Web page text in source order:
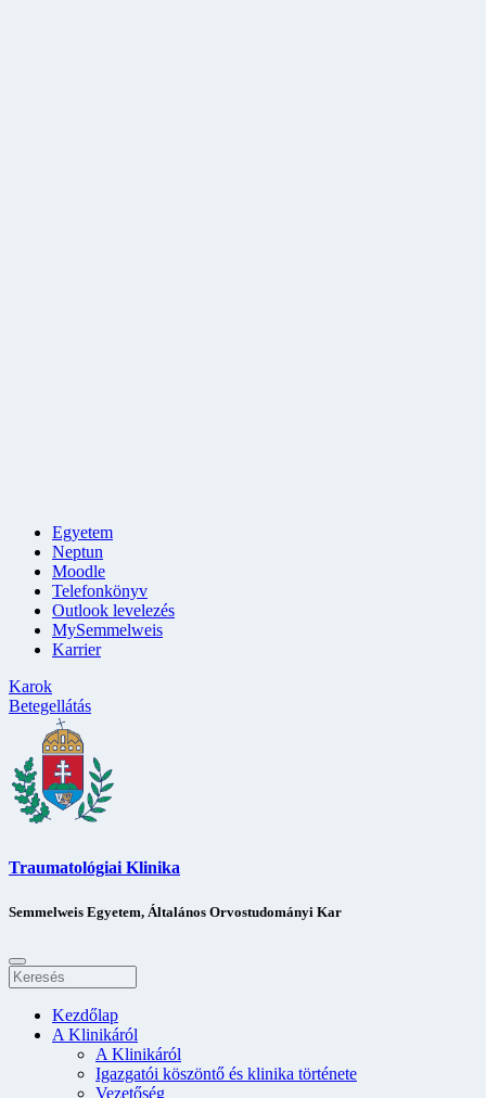
Egyetem
Neptun
Moodle
Telefonkönyv
Outlook levelezés
MySemmelweis
Karrier
Karok
Betegellátás
Traumatológiai Klinika
Semmelweis Egyetem, Általános Orvostudományi Kar
Kezdőlap
A Klinikáról
A Klinikáról
Igazgatói köszöntő és klinika története
Vezetőség